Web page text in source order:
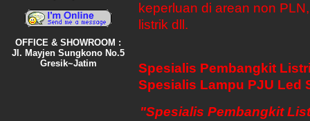
OFFICE & SHOWROOM :
Jl. Mayjen Sungkono No.5
Gresik~Jatim
keperluan di arean non
listrik dll.
Spesialis Pembangkit
Spesialis Lampu PJU Led
"Spesialis Pembangkit